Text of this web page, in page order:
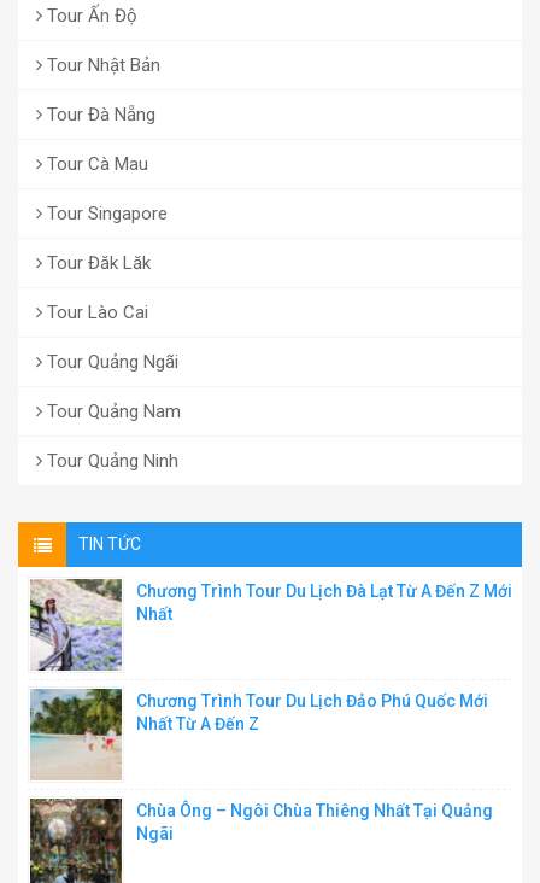
Tour Ấn Độ
Tour Nhật Bản
Tour Đà Nẵng
Tour Cà Mau
Tour Singapore
Tour Đăk Lăk
Tour Lào Cai
Tour Quảng Ngãi
Tour Quảng Nam
Tour Quảng Ninh
TIN TỨC
Chương Trình Tour Du Lịch Đà Lạt Từ A Đến Z Mới
Nhất
Chương Trình Tour Du Lịch Đảo Phú Quốc Mới
Nhất Từ A Đến Z
Chùa Ông – Ngôi Chùa Thiêng Nhất Tại Quảng
Ngãi